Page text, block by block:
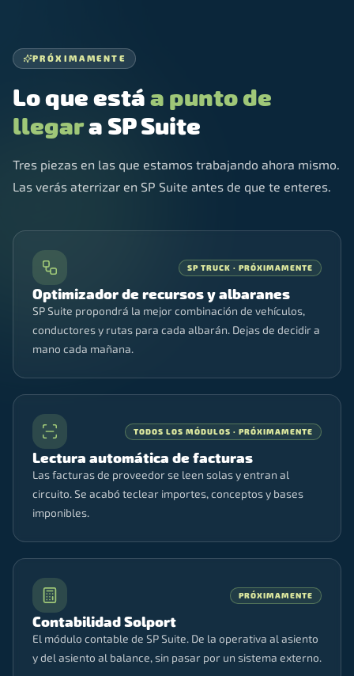
PRÓXIMAMENTE
Lo que estáa punto de
llegara SP Suite
Tres piezas en las que estamos trabajando ahora mismo.
Las verás aterrizar en SP Suite antes de que te enteres.
SP TRUCK · PRÓXIMAMENTE
Optimizador de recursos y albaranes
SP Suite propondrá la mejor combinación de vehículos,
conductores y rutas para cada albarán. Dejas de decidir a
mano cada mañana.
TODOS LOS MÓDULOS · PRÓXIMAMENTE
Lectura automática de facturas
Las facturas de proveedor se leen solas y entran al
circuito. Se acabó teclear importes, conceptos y bases
imponibles.
PRÓXIMAMENTE
Contabilidad Solport
El módulo contable de SP Suite. De la operativa al asiento
y del asiento al balance, sin pasar por un sistema externo.